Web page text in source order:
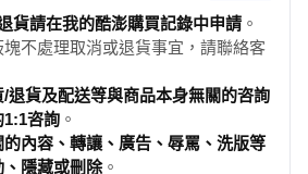
貨請在我的酷澎購買記錄中申請 。
不處理取消或退貨事宜，請聯絡客
退貨及配送等與商品本身無關的咨詢
1:1咨詢 。
的內容、轉讓、廣告、辱罵、洗版等
隱藏或刪除。